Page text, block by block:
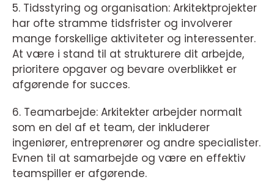
5. Tidsstyring og organisation: Arkitektprojekter
har ofte stramme tidsfrister og involverer
mange forskellige aktiviteter og interessenter.
At være i stand til at strukturere dit arbejde,
prioritere opgaver og bevare overblikket er
afgørende for succes.
6. Teamarbejde: Arkitekter arbejder normalt
som en del af et team, der inkluderer
ingeniører, entreprenører og andre specialister.
Evnen til at samarbejde og være en effektiv
teamspiller er afgørende.